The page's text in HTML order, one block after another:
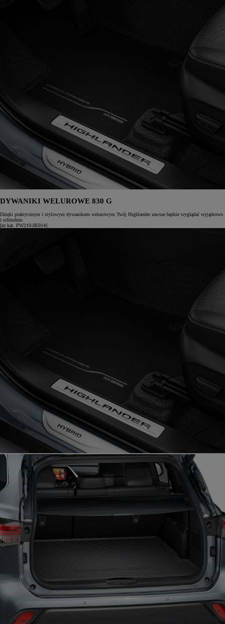
DYWANIKI WELUROWE 830 G
Dzięki praktycznym i stylowym dywanikom welurowym Twój Highlander zawsze będzie wyglądać wyjątkowo
i schludnie.
[nr kat. PW210-0E014]